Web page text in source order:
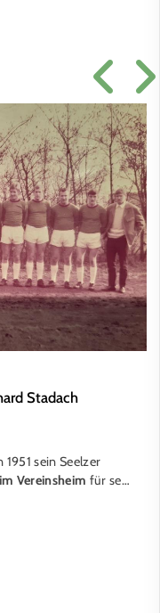
Stadach
sein Seelzer
Vereinsheim für se…